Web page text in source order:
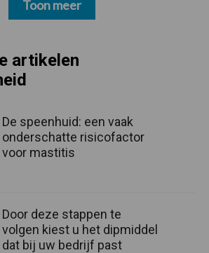
Toon meer
artikelen
De speenhuid: een vaak
onderschatte risicofactor
voor mastitis
Door deze stappen te
volgen kiest u het dipmiddel
dat bij uw bedrijf past